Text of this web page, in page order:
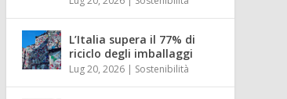
L’Italia supera il 77% di
riciclo degli imballaggi
Lug 20, 2026 | Sostenibilità